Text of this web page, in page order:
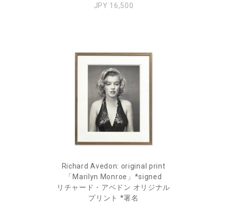
JPY 16,500
Richard Avedon: original print
「Marilyn Monroe」*signed
リチャード・アベドン オリジナル
プリント *署名